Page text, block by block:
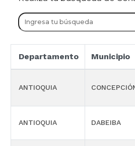
Departamento Municipio
ANTIOQUIA
ANTIOQUIA DABEIBA